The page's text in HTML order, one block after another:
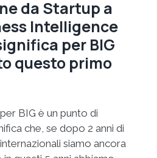
da Startup a
Intelligence
per BIG
questo primo
BIG è un punto di
che, se dopo 2 anni di
siamo ancora